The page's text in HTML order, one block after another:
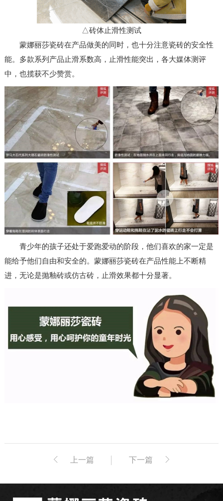
△砖体止滑性测试
蒙娜丽莎瓷砖在产品做美的同时，也十分注意瓷砖的安全性
能。多款系列产品止滑系数高，止滑性能突出，各大媒体测评
中，也揽获不少赞赏。
青少年的孩子还处于爱跑爱动的阶段，他们喜欢的家一定是
能给予他们自由和安全的。蒙娜丽莎瓷砖在产品性能上不断精
进，无论是抛釉砖或仿古砖，止滑效果都十分显著。
上一篇 下一篇